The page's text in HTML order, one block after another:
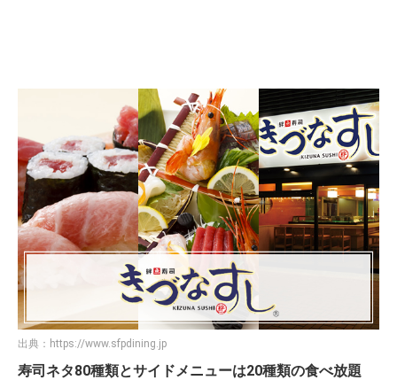
出典： https://www.sfpdining.jp
寿司ネタ80種類とサイドメニューは20種類の食べ放題